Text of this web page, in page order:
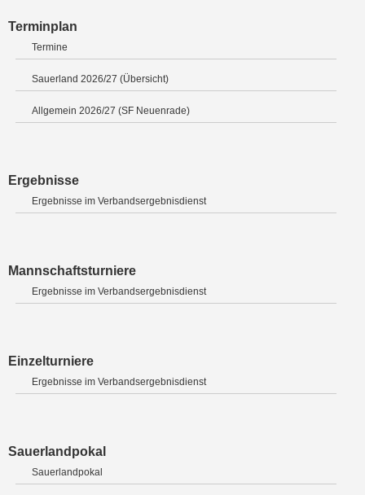
Terminplan
Termine
Sauerland 2026/27 (Übersicht)
Allgemein 2026/27 (SF Neuenrade)
Ergebnisse
Ergebnisse im Verbandsergebnisdienst
Mannschaftsturniere
Ergebnisse im Verbandsergebnisdienst
Einzelturniere
Ergebnisse im Verbandsergebnisdienst
Sauerlandpokal
Sauerlandpokal